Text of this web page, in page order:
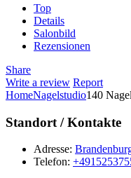
Top
Details
Salonbild
Rezensionen
Share
Write a review Report
HomeNagelstudio140
Standort / Kontakte
Adresse:
Telefon: